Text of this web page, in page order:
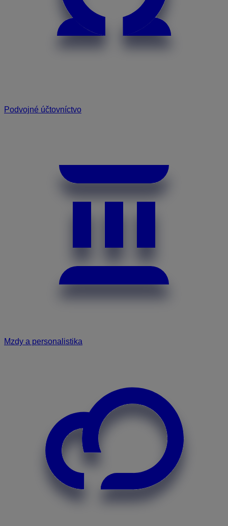
Podvojné účtovníctvo
Mzdy a personalistika